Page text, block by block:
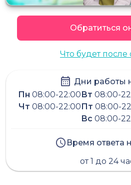
Обратиться
Что будет после
Дни работы
Пн 08:00-22:00 Вт 08:00-
Чт 08:00-22:00 Пт 08:00-
Вс 08:00-
Время ответа
от 1 до 24